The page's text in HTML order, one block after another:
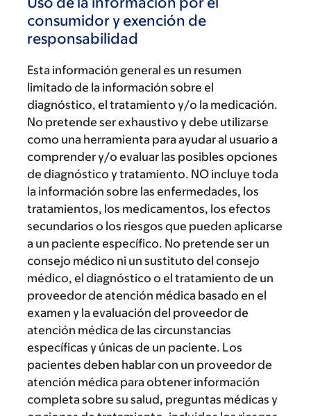
consumidor y exención de
responsabilidad
Esta información general es un resumen
limitado de la información sobre el
diagnóstico, el tratamiento y/o la medicación.
No pretende ser exhaustivo y debe utilizarse
como una herramienta para ayudar al usuario a
comprender y/o evaluar las posibles opciones
de diagnóstico y tratamiento. NO incluye toda
la información sobre las enfermedades, los
tratamientos, los medicamentos, los efectos
secundarios o los riesgos que pueden aplicarse
a un paciente específico. No pretende ser un
consejo médico ni un sustituto del consejo
médico, el diagnóstico o el tratamiento de un
proveedor de atención médica basado en el
examen y la evaluación del proveedor de
atención médica de las circunstancias
específicas y únicas de un paciente. Los
pacientes deben hablar con un proveedor de
atención médica para obtener información
completa sobre su salud, preguntas médicas y